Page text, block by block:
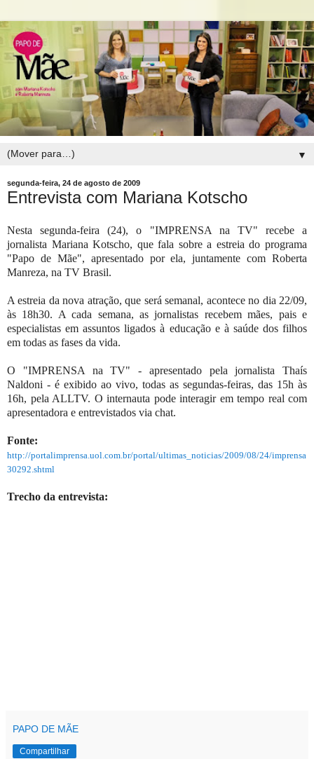
▼
segunda-feira, 24 de agosto de 2009
Entrevista com Mariana Kotscho
Nesta segunda-feira (24), o "IMPRENSA na TV" recebe a
jornalista Mariana Kotscho, que fala sobre a estreia do programa
"Papo de Mãe", apresentado por ela, juntamente com Roberta
Manreza, na TV Brasil.
A estreia da nova atração, que será semanal, acontece no dia 22/09,
às 18h30. A cada semana, as jornalistas recebem mães, pais e
especialistas em assuntos ligados à educação e à saúde dos filhos
em todas as fases da vida.
O "IMPRENSA na TV" - apresentado pela jornalista Thaís
Naldoni - é exibido ao vivo, todas as segundas-feiras, das 15h às
16h, pela ALLTV. O internauta pode interagir em tempo real com
apresentadora e entrevistados via chat.
Fonte:
http://portalimprensa.uol.com.br/portal/ultimas_noticias/2009/08/24/imprensa
30292.shtml
Trecho da entrevista:
PAPO DE MÃE
Compartilhar